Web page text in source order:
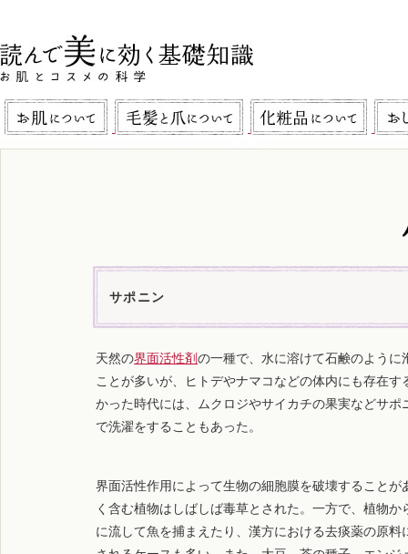
サポニン
天然の界面活性剤の一種で、水に溶けて石鹸のように
ことが多いが、ヒトデやナマコなどの体内にも存在す
かった時代には、ムクロジやサイカチの果実などサポ
で洗濯をすることもあった。
界面活性作用によって生物の細胞膜を破壊することが
く含む植物はしばしば毒草とされた。一方で、植物か
に流して魚を捕まえたり、漢方における去痰薬の原料